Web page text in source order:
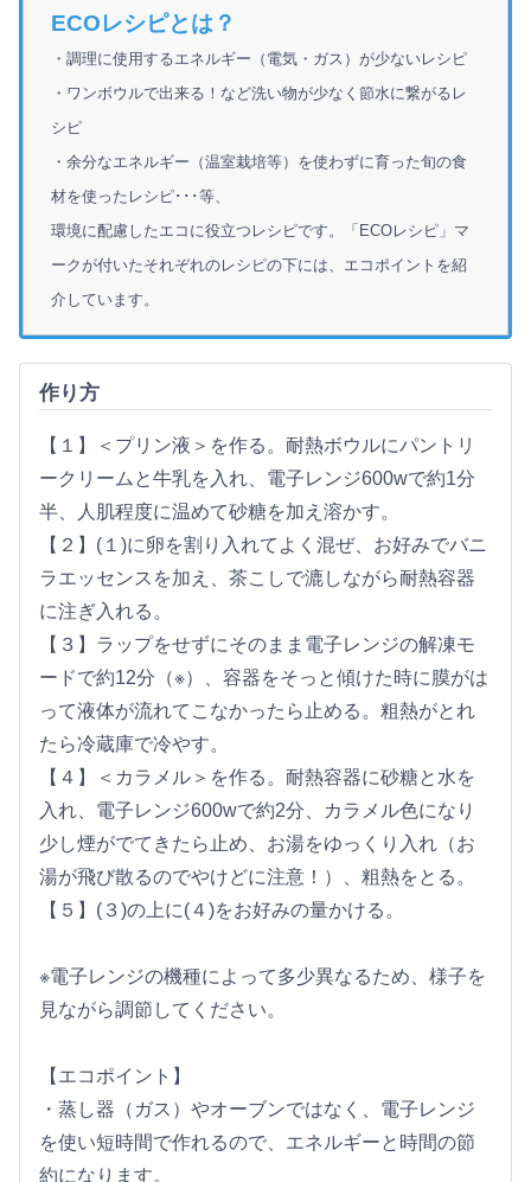
ECOレシピとは？
・調理に使用するエネルギー（電気・ガス）が少ないレシピ
・ワンボウルで出来る！など洗い物が少なく節水に繋がるレ
シピ
・余分なエネルギー（温室栽培等）を使わずに育った旬の食
材を使ったレシピ･･･等、
環境に配慮したエコに役立つレシピです。「ECOレシピ」マ
ークが付いたそれぞれのレシピの下には、エコポイントを紹
介しています。
作り方
【１】＜プリン液＞を作る。耐熱ボウルにパントリ
ークリームと牛乳を入れ、電子レンジ600wで約1分
半、人肌程度に温めて砂糖を加え溶かす。
【２】(１)に卵を割り入れてよく混ぜ、お好みでバニ
ラエッセンスを加え、茶こしで漉しながら耐熱容器
に注ぎ入れる。
【３】ラップをせずにそのまま電子レンジの解凍モ
ードで約12分（※）、容器をそっと傾けた時に膜がは
って液体が流れてこなかったら止める。粗熱がとれ
たら冷蔵庫で冷やす。
【４】＜カラメル＞を作る。耐熱容器に砂糖と水を
入れ、電子レンジ600wで約2分、カラメル色になり
少し煙がでてきたら止め、お湯をゆっくり入れ（お
湯が飛び散るのでやけどに注意！）、粗熱をとる。
【５】(３)の上に(４)をお好みの量かける。
※電子レンジの機種によって多少異なるため、様子を
見ながら調節してください。
【エコポイント】
・蒸し器（ガス）やオーブンではなく、電子レンジ
を使い短時間で作れるので、エネルギーと時間の節
約になります。